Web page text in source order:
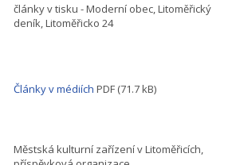
články v tisku - Moderní obec, Litoměřický
deník, Litoměřicko 24
Články v médiích PDF (71.7 kB)
Městská kulturní zařízení v Litoměřicích,